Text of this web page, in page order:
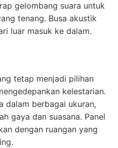
gelombang suara untuk
tenang. Busa akustik
luar masuk ke dalam.
tetap menjadi pilihan
kelestarian.
dalam berbagai ukuran,
gaya dan suasana. Panel
dengan ruangan yang